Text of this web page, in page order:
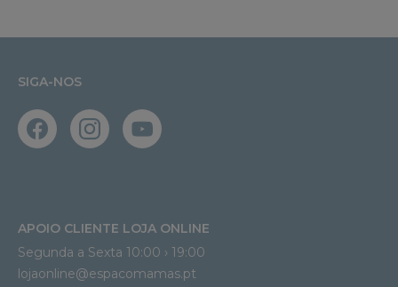
SIGA-NOS
APOIO CLIENTE LOJA ONLINE
Segunda a Sexta 10:00 › 19:00
lojaonline@espacomamas.pt